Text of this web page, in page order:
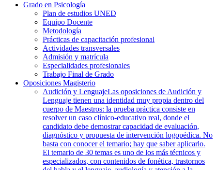
Grado en Psicología
Plan de estudios UNED
Equipo Docente
Metodología
Prácticas de capacitación profesional
Actividades transversales
Admisión y matrícula
Especialidades profesionales
Trabajo Final de Grado
Oposiciones Magisterio
Audición y LenguajeLas oposiciones de Audición y
Lenguaje tienen una identidad muy propia dentro del
cuerpo de Maestros: la prueba práctica consiste en
resolver un caso clínico-educativo real, donde el
candidato debe demostrar capacidad de evaluación,
diagnóstico y propuesta de intervención logopédica. No
basta con conocer el temario; hay que saber aplicarlo.
El temario de 30 temas es uno de los más técnicos y
especializados, con contenidos de fonética, trastornos